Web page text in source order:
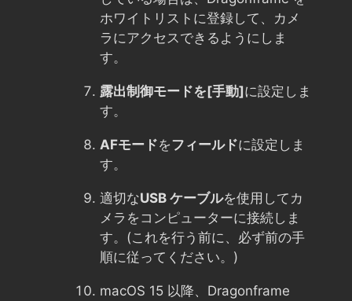
ホワイトリストに登録して、カメ
ラにアクセスできるようにしま
す。
露出制御モードを[手動]に設定しま
す。
AFモードをフィールドに設定しま
す。
適切なUSB ケーブルを使用してカ
メラをコンピューターに接続しま
す。(これを行う前に、必ず前の手
順に従ってください。)
macOS 15 以降、Dragonframe